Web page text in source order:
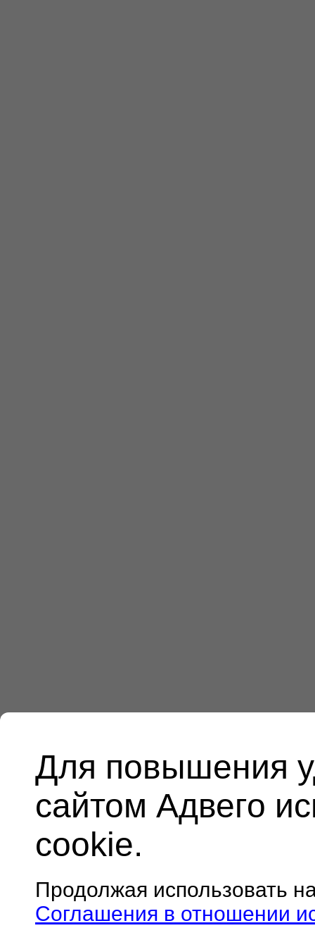
Для повышения
сайтом Адвего
cookie.
Продолжая использовать
Соглашения в отношении